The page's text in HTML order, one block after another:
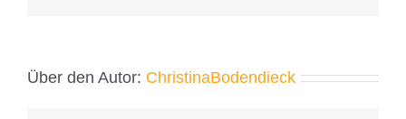
Über den Autor: ChristinaBodendieck